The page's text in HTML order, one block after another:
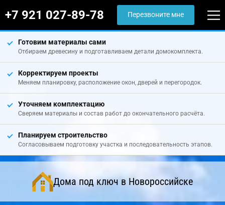
+7 921 027-89-78 Перезвоните мне
Готовим материалы сами
Отбираем древесину и подготавливаем детали домокомплекта.
Корректируем проекты
Меняем планировку, расположение окон, дверей и перегородок.
Уточняем комплектацию
Сверяем материалы и состав работ до окончательного расчёта.
Планируем строительство
Согласовываем подготовку участка и последовательность этапов.
Дома под ключ в Новороссийске